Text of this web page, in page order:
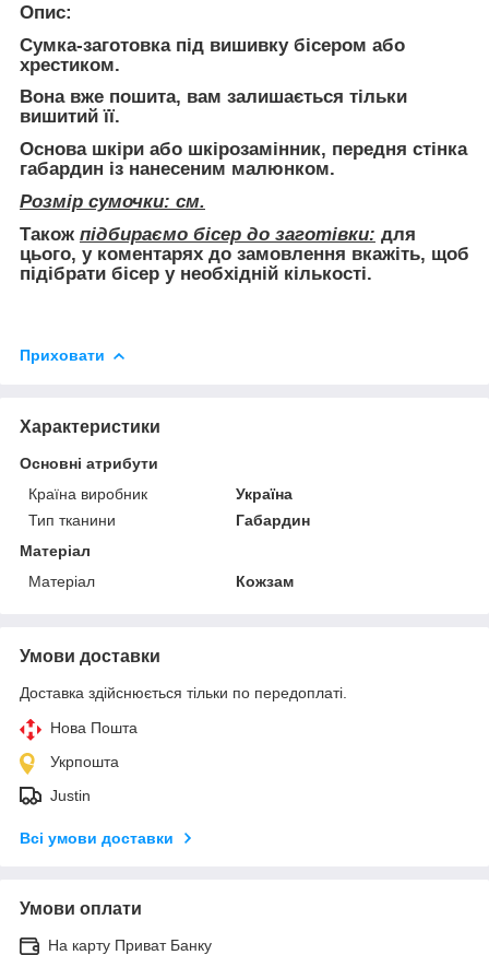
Опис:
Сумка-заготовка під вишивку бісером або
хрестиком.
Вона вже пошита, вам залишається тільки
вишитий її.
Основа шкіри або шкірозамінник, передня стінка
габардин із нанесеним малюнком.
Розмір сумочки: см.
Також підбираємо бісер до заготівки: для
цього, у коментарях до замовлення вкажіть, щоб
підібрати бісер у необхідній кількості.
Приховати
Характеристики
Основні атрибути
Країна виробник
Україна
Тип тканини
Габардин
Матеріал
Матеріал
Кожзам
Умови доставки
Доставка здійснюється тільки по передоплаті.
Нова Пошта
Укрпошта
Justin
Всі умови доставки
Умови оплати
На карту Приват Банку